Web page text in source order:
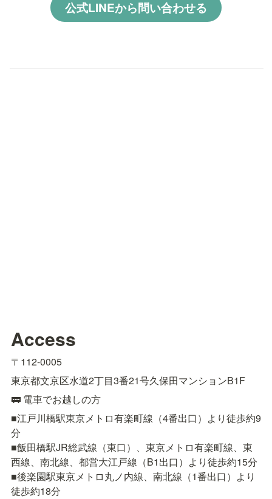
公式LINEから問い合わせる
Access
〒112-0005
東京都文京区水道2丁目3番21号久保田マンションB1F
🚃 電車でお越しの方
■江戸川橋駅東京メトロ有楽町線（4番出口）より徒歩約9
分
■飯田橋駅JR総武線（東口）、東京メトロ有楽町線、東
西線、南北線、都営大江戸線（B1出口）より徒歩約15分
■後楽園駅東京メトロ丸ノ内線、南北線（1番出口）より
徒歩約18分